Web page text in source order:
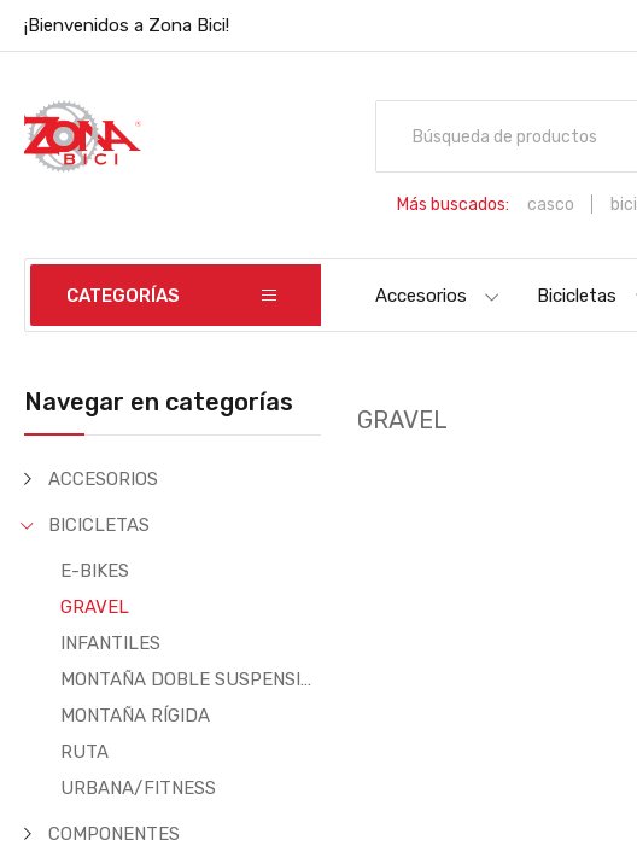
¡Bienvenidos a Zona Bici!
Más buscados: casco bici
CATEGORÍAS Accesorios Bicicletas
Navegar en categorías
ACCESORIOS
BICICLETAS
E-BIKES
GRAVEL
INFANTILES
MONTAÑA DOBLE SUSPENSION
MONTAÑA RÍGIDA
RUTA
URBANA/FITNESS
COMPONENTES
GRAVEL